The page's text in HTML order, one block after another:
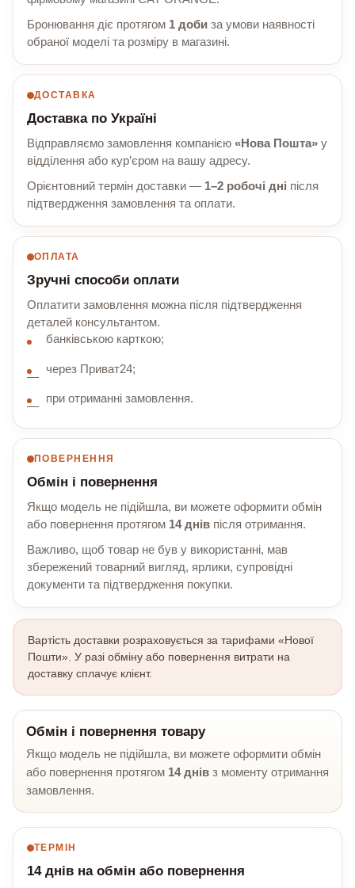
Бронювання діє протягом 1 доби за умови наявності
обраної моделі та розміру в магазині.
ДОСТАВКА
Доставка по Україні
Відправляємо замовлення компанією «Нова Пошта» у
відділення або кур’єром на вашу адресу.
Орієнтовний термін доставки — 1–2 робочі дні після
підтвердження замовлення та оплати.
ОПЛАТА
Зручні способи оплати
Оплатити замовлення можна після підтвердження
деталей консультантом.
банківською карткою;
через Приват24;
при отриманні замовлення.
ПОВЕРНЕННЯ
Обмін і повернення
Якщо модель не підійшла, ви можете оформити обмін
або повернення протягом 14 днів після отримання.
Важливо, щоб товар не був у використанні, мав
збережений товарний вигляд, ярлики, супровідні
документи та підтвердження покупки.
Вартість доставки розраховується за тарифами «Нової
Пошти». У разі обміну або повернення витрати на
доставку сплачує клієнт.
Обмін і повернення товару
Якщо модель не підійшла, ви можете оформити обмін
або повернення протягом 14 днів з моменту отримання
замовлення.
ТЕРМІН
14 днів на обмін або повернення